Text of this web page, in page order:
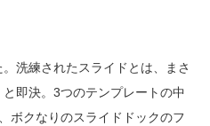
洗練されたスライドとは、まさ
即決。3つのテンプレートの中
ボクなりのスライドドックのフ